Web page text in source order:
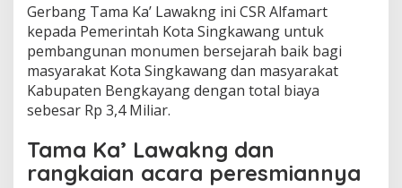
Gerbang Tama Ka’ Lawakng ini CSR Alfamart
kepada Pemerintah Kota Singkawang untuk
pembangunan monumen bersejarah baik bagi
masyarakat Kota Singkawang dan masyarakat
Kabupaten Bengkayang dengan total biaya
sebesar Rp 3,4 Miliar.
Tama Ka’ Lawakng dan
rangkaian acara peresmiannya